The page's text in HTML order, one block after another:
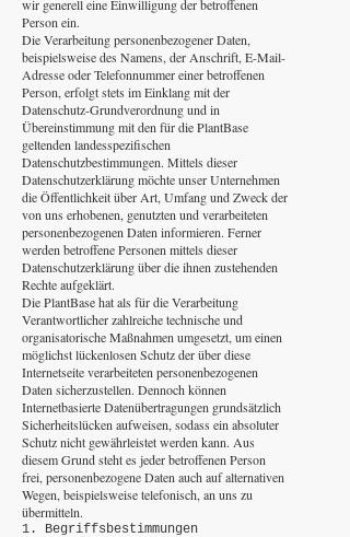
wir generell eine Einwilligung der betroffenen
Person ein.
Die Verarbeitung personenbezogener Daten,
beispielsweise des Namens, der Anschrift, E-Mail-
Adresse oder Telefonnummer einer betroffenen
Person, erfolgt stets im Einklang mit der
Datenschutz-Grundverordnung und in
Übereinstimmung mit den für die PlantBase
geltenden landesspezifischen
Datenschutzbestimmungen. Mittels dieser
Datenschutzerklärung möchte unser Unternehmen
die Öffentlichkeit über Art, Umfang und Zweck der
von uns erhobenen, genutzten und verarbeiteten
personenbezogenen Daten informieren. Ferner
werden betroffene Personen mittels dieser
Datenschutzerklärung über die ihnen zustehenden
Rechte aufgeklärt.
Die PlantBase hat als für die Verarbeitung
Verantwortlicher zahlreiche technische und
organisatorische Maßnahmen umgesetzt, um einen
möglichst lückenlosen Schutz der über diese
Internetseite verarbeiteten personenbezogenen
Daten sicherzustellen. Dennoch können
Internetbasierte Datenübertragungen grundsätzlich
Sicherheitslücken aufweisen, sodass ein absoluter
Schutz nicht gewährleistet werden kann. Aus
diesem Grund steht es jeder betroffenen Person
frei, personenbezogene Daten auch auf alternativen
Wegen, beispielsweise telefonisch, an uns zu
übermitteln.
1. Begriffsbestimmungen